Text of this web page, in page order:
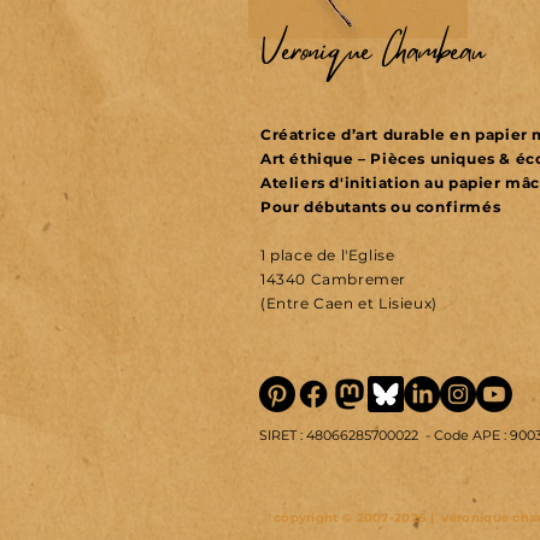
Véronique Chambeau
Créatrice d’art durable en papier
Art éthique – Pièces uniques &
Ateliers d'initiation au papier
Pour débutants ou confirmés
1 place de l'Eglise
14340 Cambremer
(Entre Caen et Lisieux)
SIRET : 48066285700022 - Code APE :
copyright © 2007-2026 | véronique